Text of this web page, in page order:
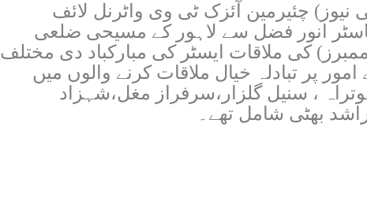
نیوز) چئیرمین آئزک ٹی وی واٹرنل لائف
انور فضل سے لاہور کے مسیحی ضلعی
کی ملاقات ایسٹر کی مبارکباد دی مختلف
پر تبادلہ خیال ملاقات کرنے والوں میں
، سنیل گلزار،سرفراز مغل،شہزاد
بھٹی شامل تھے۔